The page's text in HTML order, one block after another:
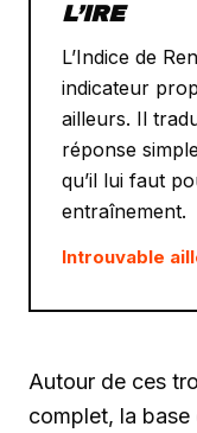
L’IRE
L’Indice de
indicateur
ailleurs. Il
réponse
qu’il lui faut
entraînement.
Introuvable
Autour de ces
complet, la